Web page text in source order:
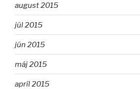
august 2015
júl 2015
jún 2015
máj 2015
apríl 2015